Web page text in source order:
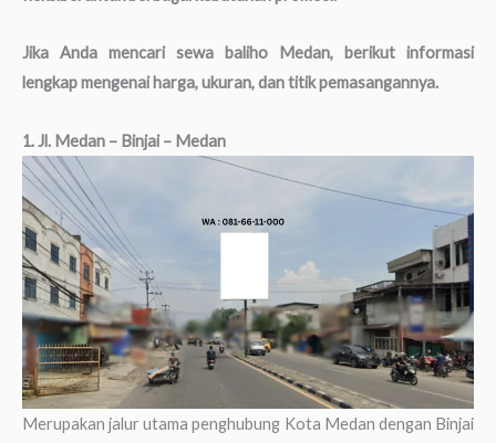
Jika Anda mencari sewa baliho Medan, berikut informasi
lengkap mengenai harga, ukuran, dan titik pemasangannya.
1. Jl. Medan – Binjai – Medan
Merupakan jalur utama penghubung Kota Medan dengan Binjai